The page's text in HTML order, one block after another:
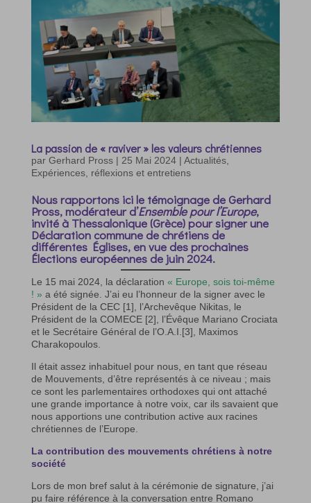
La passion de « raviver » les valeurs chrétiennes
par Gerhard Pross| 25 Mai 2024| Actualités,
Expériences, réflexions et entretiens
Nous rapportons ici le témoignage de Gerhard
Pross, modérateur d’Ensemble pour l’Europe,
invité à Thessalonique (Grèce) pour signer une
Déclaration commune de chrétiens de
différentes Églises, en vue des prochaines
Élections européennes de juin 2024.
Le 15 mai 2024, la déclaration « Europe, sois toi-même
! » a été signée. J’ai eu l’honneur de la signer avec le
Président de la CEC [1], l’Archevêque Nikitas, le
Président de la COMECE [2], l’Évêque Mariano Crociata
et le Secrétaire Général de l’O.A.I.[3], Maximos
Charakopoulos.
Il était assez inhabituel pour nous, en tant que réseau
de Mouvements, d’être représentés à ce niveau ; mais
ce sont les parlementaires orthodoxes qui ont attaché
une grande importance à notre voix, car ils savaient que
nous apportions une contribution active aux racines
chrétiennes de l’Europe.
La contribution des mouvements chrétiens à notre
société
Lors de mon bref salut à la cérémonie de signature, j’ai
pu faire référence à la conversation entre Romano